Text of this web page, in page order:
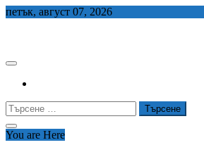
Skip
петък, август 07, 2026
Търсене
за:
You are Here